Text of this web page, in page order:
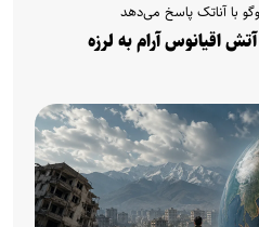
با آناتک پاسخ می‌دهد
اقیانوس آرام به لرزه